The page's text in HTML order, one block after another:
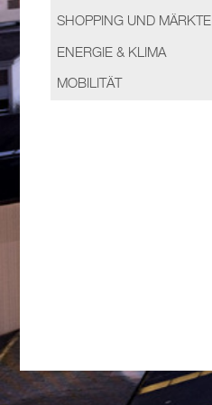
SHOPPING UND MÄRKTE
ENERGIE & KLIMA
MOBILITÄT